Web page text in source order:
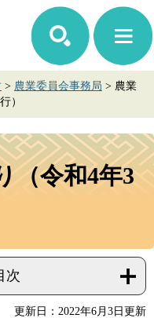
> 農業委員会事務局 > 農業
）
（令和4年3
次
更新日：2022年6月3日更新